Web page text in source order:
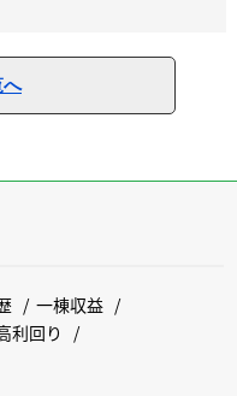
へ
一棟収益
利回り